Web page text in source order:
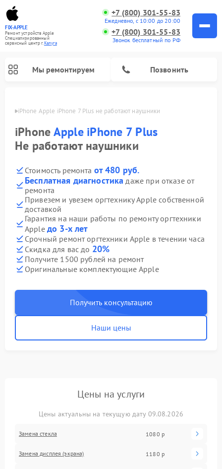
FIX-APPLE
Ремонт устройств Apple
Специализированный
cервисный центр г.Калуга
+7 (800) 301-55-83
Ежедневно, с 10:00 до 20:00
+7 (800) 301-55-83
Звонок бесплатный по РФ
Мы ремонтируем Позвонить
iPhone Apple iPhone 7 Plus не работают наушники
iPhoneApple iPhone 7 Plus
Не работают наушники
Стоимость ремонта от 480 руб.
Бесплатная диагностика даже при отказе от
ремонта
Привезем и увезем оргтехнику Apple собственной
доставкой
Гарантия на наши работы по ремонту оргтехники
Apple до 3-х лет
Срочный ремонт оргтехники Apple в течении часа
Скидка для вас до 20%
Получите 1500 рублей на ремонт
Оригинальные комплектующие Apple
Получить консультацию
Наши цены
Цены на услуги
Цены актуальны на текущую дату 09.08.2026
Замена стекла 1080 р
Замена дисплея (экрана) 1180 р